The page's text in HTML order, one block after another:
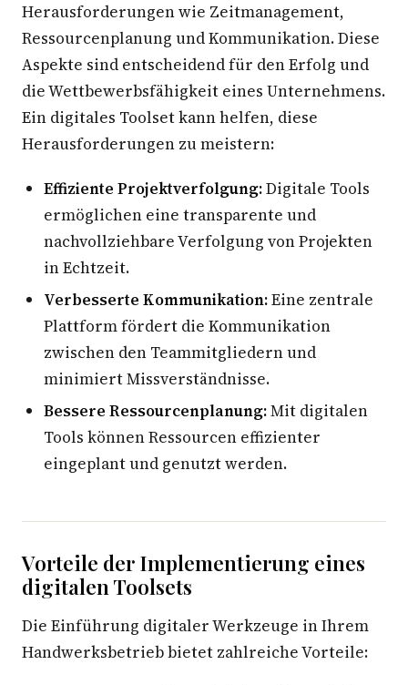
Herausforderungen wie Zeitmanagement,
Ressourcenplanung und Kommunikation. Diese
Aspekte sind entscheidend für den Erfolg und
die Wettbewerbsfähigkeit eines Unternehmens.
Ein digitales Toolset kann helfen, diese
Herausforderungen zu meistern:
Effiziente Projektverfolgung:Digitale Tools
ermöglichen eine transparente und
nachvollziehbare Verfolgung von Projekten
in Echtzeit.
Verbesserte Kommunikation:Eine zentrale
Plattform fördert die Kommunikation
zwischen den Teammitgliedern und
minimiert Missverständnisse.
Bessere Ressourcenplanung:Mit digitalen
Tools können Ressourcen effizienter
eingeplant und genutzt werden.
Vorteile der Implementierung eines
digitalen Toolsets
Die Einführung digitaler Werkzeuge in Ihrem
Handwerksbetrieb bietet zahlreiche Vorteile: